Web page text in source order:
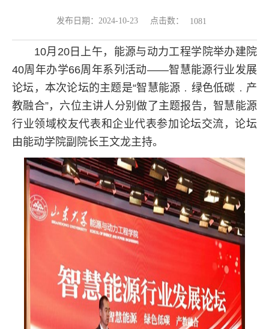
发布日期：2024-10-23 点击数： 1081
10月20日上午，能源与动力工程学院举办建院
40周年办学66周年系列活动——智慧能源行业发展
论坛，本次论坛的主题是“智慧能源﹒绿色低碳﹒产
教融合”，六位主讲人分别做了主题报告，智慧能源
行业领域校友代表和企业代表参加论坛交流，论坛
由能动学院副院长王文龙主持。